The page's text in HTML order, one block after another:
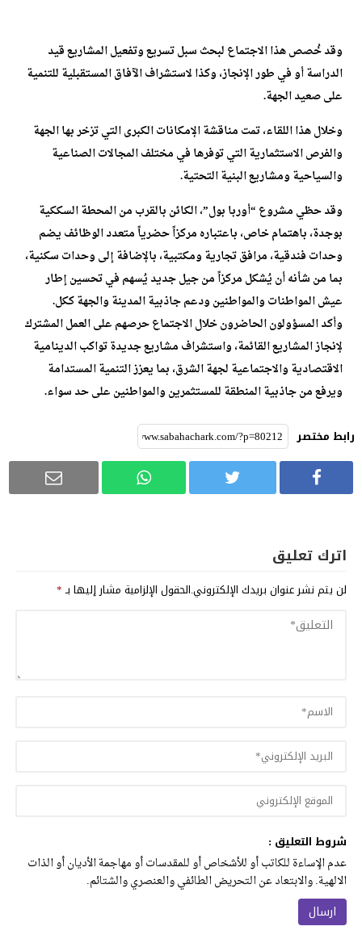
وقد خُصص هذا الاجتماع لبحث سبل تسريع وتفعيل المشاريع قيد
الدراسة أو في طور الإنجاز، وكذا لاستشراف الآفاق المستقبلية للتنمية
على صعيد الجهة.
وخلال هذا اللقاء، تمت مناقشة الإمكانات الكبرى التي تزخر بها الجهة
والفرص الاستثمارية التي توفرها في مختلف المجالات الصناعية
والسياحية ومشاريع البنية التحتية.
وقد حظي مشروع “أوربا بول”، الكائن بالقرب من المحطة السككية
بوجدة، باهتمام خاص، باعتباره مركزاً حضرياً متعدد الوظائف يضم
وحدات فندقية، مرافق تجارية ومكتبية، بالإضافة إلى وحدات سكنية،
بما من شأنه أن يُشكل مركزاً من جيل جديد يُسهم في تحسين إطار
عيش المواطنات والمواطنين ودعم جاذبية المدينة والجهة ككل.
وأكد المسؤولون الحاضرون خلال الاجتماع حرصهم على العمل المشترك
لإنجاز المشاريع القائمة، واستشراف مشاريع جديدة تواكب الدينامية
الاقتصادية والاجتماعية لجهة الشرق، بما يعزز التنمية المستدامة
ويرفع من جاذبية المنطقة للمستثمرين والمواطنين على حد سواء.
رابط مختصر
اترك تعليق
لن يتم نشر عنوان بريدك الإلكتروني.الحقول الإلزامية مشار إليها بـ*
شروط التعليق :
عدم الإساءة للكاتب أو للأشخاص أو للمقدسات أو مهاجمة الأديان أو الذات
الالهية. والابتعاد عن التحريض الطائفي والعنصري والشتائم.